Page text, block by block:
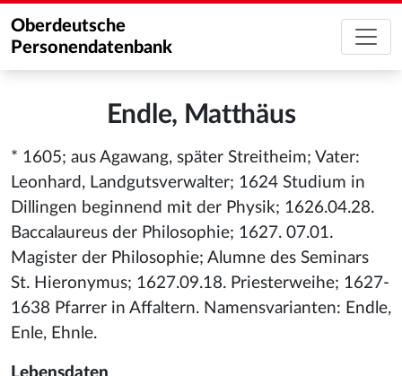
Oberdeutsche
Personendatenbank
Endle, Matthäus
* 1605; aus Agawang, später Streitheim; Vater:
Leonhard, Landgutsverwalter; 1624 Studium in
Dillingen beginnend mit der Physik; 1626.04.28.
Baccalaureus der Philosophie; 1627. 07.01.
Magister der Philosophie; Alumne des Seminars
St. Hieronymus; 1627.09.18. Priesterweihe; 1627-
1638 Pfarrer in Affaltern. Namensvarianten: Endle,
Enle, Ehnle.